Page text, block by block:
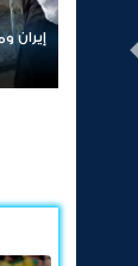
من "نصرة فلسطين"